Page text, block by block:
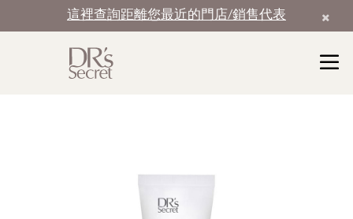
這裡查詢距離您最近的門店/銷售代表